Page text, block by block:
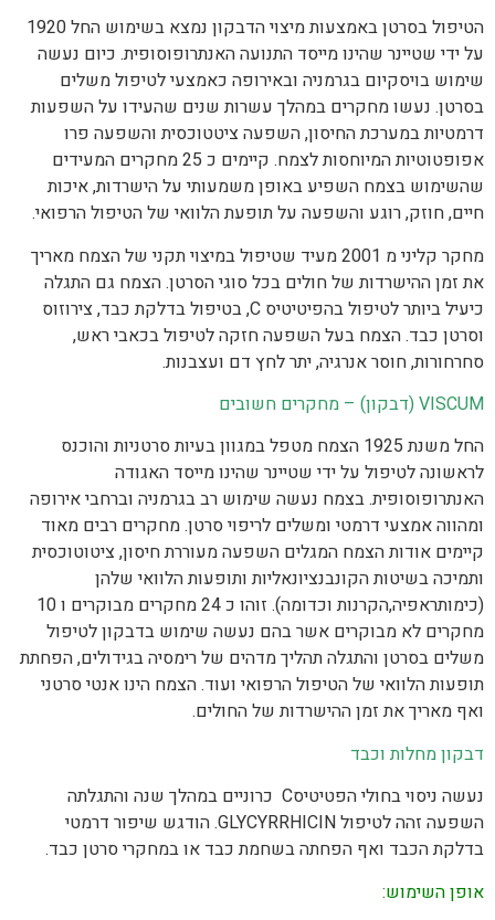
הטיפול בסרטן באמצעות מיצוי הדבקון נמצא בשימוש החל 1920
על ידי שטיינר שהינו מייסד התנועה האנתרופוסופית. כיום נעשה
שימוש בויסקיום בגרמניה ובאירופה כאמצעי לטיפול משלים
בסרטן. נעשו מחקרים במהלך עשרות שנים שהעידו על השפעות
דרמטיות במערכת החיסון, השפעה ציטטוכסית והשפעה פרו
אפופטוטיות המיוחסות לצמח. קיימים כ 25 מחקרים המעידים
שהשימוש בצמח השפיע באופן משמעותי על הישרדות, איכות
חיים, חוזק, רוגע והשפעה על תופעת הלוואי של הטיפול הרפואי.
מחקר קליני מ 2001 מעיד שטיפול במיצוי תקני של הצמח מאריך
את זמן ההישרדות של חולים בכל סוגי הסרטן. הצמח גם התגלה
כיעיל ביותר לטיפול בהפיטיטיס C, בטיפול בדלקת כבד, צירוזוס
וסרטן כבד. הצמח בעל השפעה חזקה לטיפול בכאבי ראש,
סחרחורות, חוסר אנרגיה, יתר לחץ דם ועצבנות.
VISCUM (דבקון) – מחקרים חשובים
החל משנת 1925 הצמח מטפל במגוון בעיות סרטניות והוכנס
לראשונה לטיפול על ידי שטיינר שהינו מייסד האגודה
האנתרופוסופית. בצמח נעשה שימוש רב בגרמניה וברחבי אירופה
ומהווה אמצעי דרמטי ומשלים לריפוי סרטן. מחקרים רבים מאוד
קיימים אודות הצמח המגלים השפעה מעוררת חיסון, ציטוטוכסית
ותמיכה בשיטות הקונבנציונאליות ותופעות הלוואי שלהן
(כימותראפיה,הקרנות וכדומה). זוהו כ 24 מחקרים מבוקרים ו 10
מחקרים לא מבוקרים אשר בהם נעשה שימוש בדבקון לטיפול
משלים בסרטן והתגלה תהליך מדהים של רימסיה בגידולים, הפחתת
תופעות הלוואי של הטיפול הרפואי ועוד. הצמח הינו אנטי סרטני
ואף מאריך את זמן ההישרדות של החולים.
דבקון מחלות וכבד
נעשה ניסוי בחולי הפטיטיסC כרוניים במהלך שנה והתגלתה
השפעה זהה לטיפול GLYCYRRHICIN. הודגש שיפור דרמטי
בדלקת הכבד ואף הפחתה בשחמת כבד או במחקרי סרטן כבד.
אופן השימוש: